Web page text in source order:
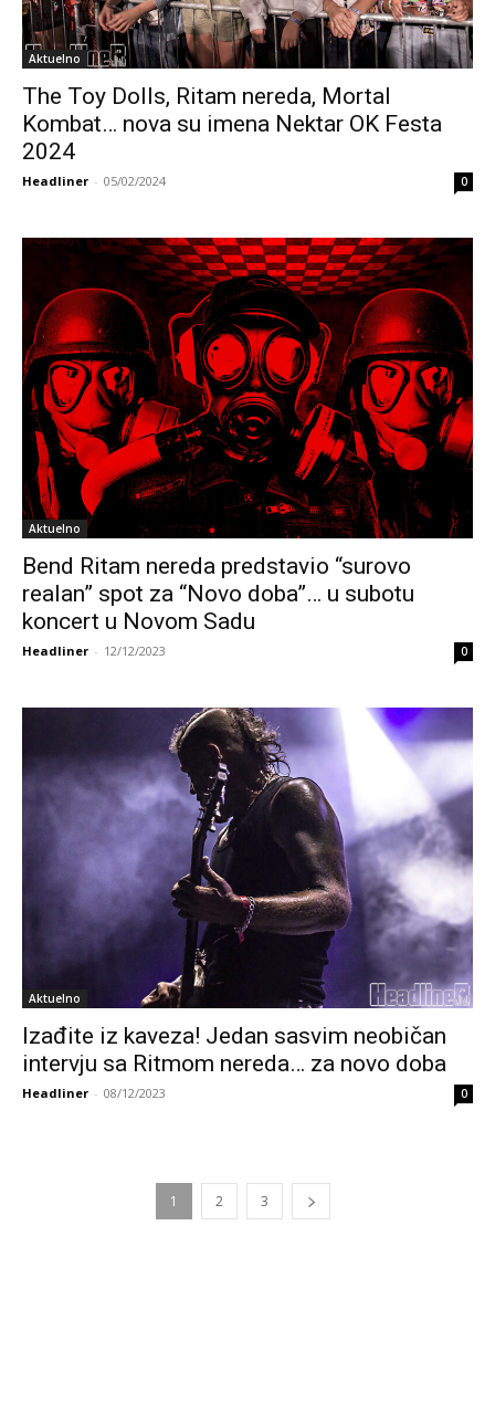
Aktuelno
The Toy Dolls, Ritam nereda, Mortal
Kombat… nova su imena Nektar OK Festa
2024
Headliner - 05/02/2024 0
Aktuelno
Bend Ritam nereda predstavio “surovo
realan” spot za “Novo doba”… u subotu
koncert u Novom Sadu
Headliner - 12/12/2023 0
Aktuelno
Izađite iz kaveza! Jedan sasvim neobičan
intervju sa Ritmom nereda… za novo doba
Headliner - 08/12/2023 0
1 2 3